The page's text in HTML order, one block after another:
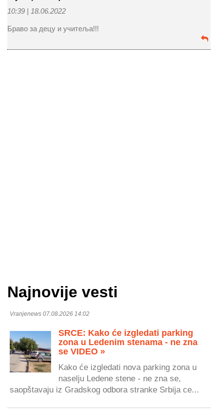
10:39 | 18.06.2022
Браво за децу и учитеља!!!
Najnovije vesti
Vranjenews 07.08.2026 14:02
SRCE: Kako će izgledati parking
zona u Ledenim stenama - ne zna
se VIDEO »
Kako će izgledati nova parking zona u
naselju Ledene stene - ne zna se,
saopštavaju iz Gradskog odbora stranke Srbija ce...